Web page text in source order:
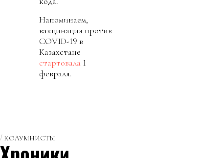
Напоминаем,
вакцинация против
COVID-19 в
Казахстане
стартовала 1
февраля.
КОЛУМНИСТЫ